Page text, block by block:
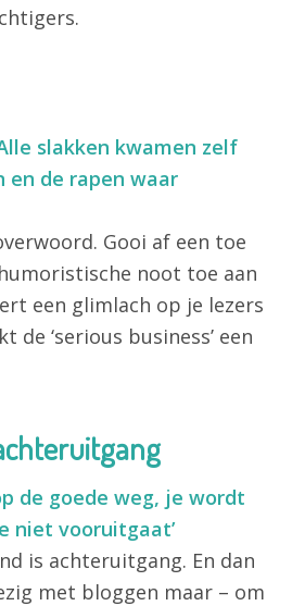
slakken kwamen zelf
en de rapen waar
Gooi af een toe
noot toe aan
een glimlach op je lezers
de ‘serious business’ een
de goede weg, je wordt
niet vooruitgaat’
is achteruitgang. En dan
met bloggen maar – om